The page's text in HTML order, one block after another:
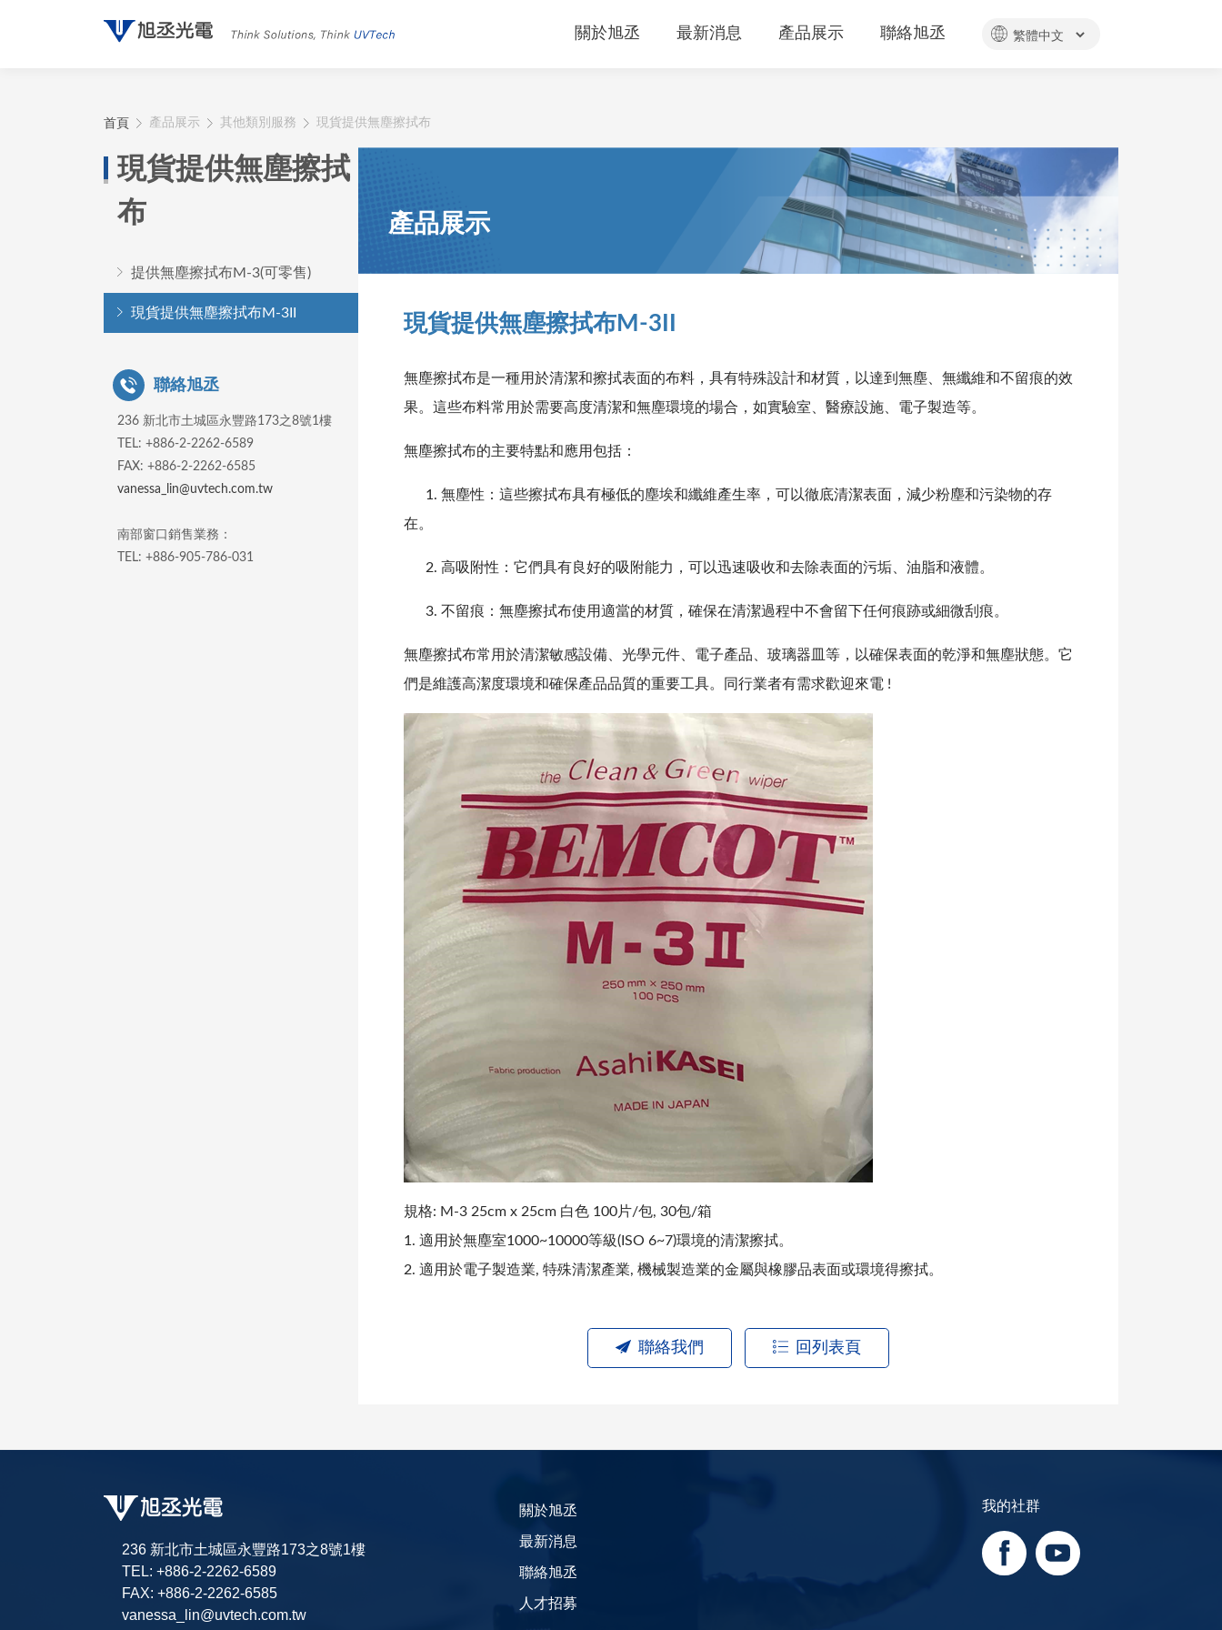
關於旭丞 最新消息 產品展示 聯絡旭丞
首頁 產品展示 其他類別服務 現貨提供無塵擦拭布
現貨提供無塵擦拭
布
提供無塵擦拭布M-3(可零售)
現貨提供無塵擦拭布M-3II
聯絡旭丞
236 新北市土城區永豐路173之8號1樓
TEL: +886-2-2262-6589
FAX: +886-2-2262-6585
vanessa_lin@uvtech.com.tw
南部窗口銷售業務：
TEL: +886-905-786-031
產品展示
現貨提供無塵擦拭布M-3II
無塵擦拭布是一種用於清潔和擦拭表面的布料，具有特殊設計和材質，以達到無塵、無纖維和不留痕的效
果。這些布料常用於需要高度清潔和無塵環境的場合，如實驗室、醫療設施、電子製造等。
無塵擦拭布的主要特點和應用包括：
1. 無塵性：這些擦拭布具有極低的塵埃和纖維產生率，可以徹底清潔表面，減少粉塵和污染物的存
在。
2. 高吸附性：它們具有良好的吸附能力，可以迅速吸收和去除表面的污垢、油脂和液體。
3. 不留痕：無塵擦拭布使用適當的材質，確保在清潔過程中不會留下任何痕跡或細微刮痕。
無塵擦拭布常用於清潔敏感設備、光學元件、電子產品、玻璃器皿等，以確保表面的乾淨和無塵狀態。它
們是維護高潔度環境和確保產品品質的重要工具。同行業者有需求歡迎來電 !
規格: M-3 25cm x 25cm 白色 100片/包, 30包/箱
1. 適用於無塵室1000~10000等級(ISO 6~7)環境的清潔擦拭。
2. 適用於電子製造業, 特殊清潔產業, 機械製造業的金屬與橡膠品表面或環境得擦拭。
聯絡我們 回列表頁
236 新北市土城區永豐路173之8號1樓
TEL: +886-2-2262-6589
FAX: +886-2-2262-6585
vanessa_lin@uvtech.com.tw
關於旭丞
最新消息
聯絡旭丞
人才招募
我的社群